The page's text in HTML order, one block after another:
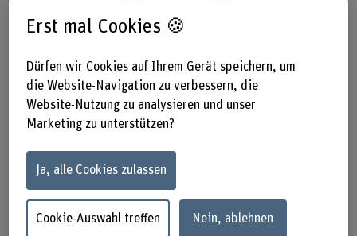
Erst mal Cookies 🍪
Dürfen wir Cookies auf Ihrem Gerät speichern, um
die Website-Navigation zu verbessern, die
Website-Nutzung zu analysieren und unser
Marketing zu unterstützen?
Ja, alle Cookies zulassen
Cookie-Auswahl treffen Nein, ablehnen